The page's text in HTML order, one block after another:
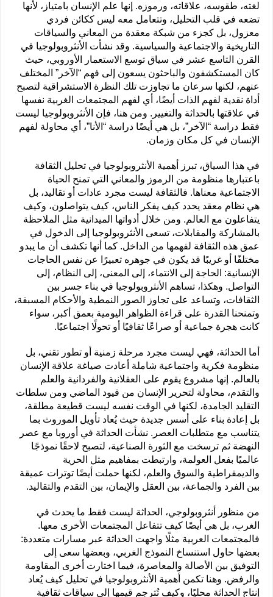
لغته، طقوسه، علاقاته، ورموزه. إنها علم الإنسان بامتياز، لأنها
تضعه في قلب التحليل، وتتعامل معه ليس ككائن فردي
معزول، بل كجزء من شبكة معقدة من المعاني والسياقات
التاريخية والاجتماعية والسياسية. وقد نشأت الأنثروبولوجيا في
القرن التاسع عشر في سياق توسع الاستعمار الأوروبي، حيث
كان المستكشفون والباحثون يسعون إلى فهم “الآخر” المختلف
عنهم، لكنها سرعان ما تجاوزت تلك النظرة الاستشراقية لتصبح
أداة نقدية لفهم الذات أيضًا، أي لفهم المجتمعات الغربية نفسها
في علاقتها بالحداثة والتغيير. ومن هنا، فإن الأنثروبولوجيا ليست
فقط دراسة “الآخر”، بل هي أيضًا دراسة “الأنا”، أي محاولة لفهم
الإنسان في كل مكان وزمان.
في هذا السياق، تبرز أهمية الأنثروبولوجيا في تحليل الثقافة
باعتبارها منظومة من الرموز والمعاني التي تمنح الحياة
الاجتماعية معناها. فالثقافة ليست مجرد عادات أو تقاليد، بل
هي نظام معقد يحدد كيف يفكر الناس، كيف يتواصلون، وكيف
يتفاعلون مع العالم. ومن خلال أدواتها الميدانية مثل الملاحظة
بالمشاركة والمقابلات، تسعى الأنثروبولوجيا إلى الدخول في
عمق هذه الثقافة لفهمها من الداخل. كما أنها تكشف أن ما يبدو
مختلفًا أو غريبًا قد يكون في جوهره تعبيرًا عن نفس الحاجات
الإنسانية: الحاجة إلى الانتماء، إلى المعنى، إلى النظام، إلى
التواصل. وهكذا، تساهم الأنثروبولوجيا في بناء جسر بين
الثقافات، وتساعد على تجاوز الصور النمطية والأحكام المسبقة،
وتمنحنا القدرة على قراءة الظواهر اليومية بعمق أكبر، سواء
كانت هجرة جماعية أو صراعًا ثقافيًا أو تحولًا اجتماعيًا.
أما الحداثة، فهي ليست مجرد مرحلة زمنية أو تطور تقني، بل
منظومة فكرية واجتماعية شاملة أعادت صياغة علاقة الإنسان
بالعالم. إنها مشروع يقوم على العقلانية والفردانية والعلم
والتقدم، محاولة لتحرير الإنسان من قيود الماضي ومن سلطات
التقليد الجامدة، لكنها في الوقت نفسه ليست قطيعة مطلقة،
بل إعادة بناء على أسس جديدة حيث يُعاد تأويل الموروث بما
يتناسب مع متطلبات العصر. نشأت الحداثة في أوروبا مع عصر
النهضة ثم ترسخت مع الثورة الصناعية، لتصبح لاحقًا نموذجًا
عالميًا بفعل العولمة، وارتبطت بمفاهيم مثل الحرية
والديمقراطية والسوق والعلم، لكنها حملت أيضًا توترات عميقة
بين الفرد والجماعة، بين العقل والإيمان، بين التقدم والتقاليد.
من منظور أنثروبولوجي، الحداثة ليست فقط ما يحدث في
الغرب، بل هي أيضًا كيف تتفاعل المجتمعات الأخرى معها.
فالمجتمعات العربية مثلًا واجهت الحداثة عبر مسارات متعددة:
بعضها حاول استنساخ النموذج الغربي، وبعضها سعى إلى
التوفيق بين الأصالة والمعاصرة، فيما اختارت أخرى المقاومة
والرفض. وهنا تكمن أهمية الأنثروبولوجيا في تحليل كيف يُعاد
إنتاج الحداثة محليًا، وكيف تُترجم قيمها إلى سياقات ثقافية